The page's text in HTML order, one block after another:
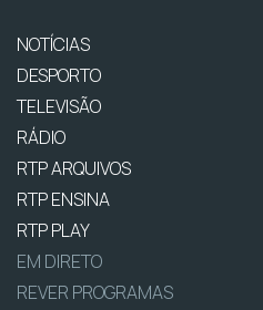
NOTÍCIAS
DESPORTO
TELEVISÃO
RÁDIO
RTP ARQUIVOS
RTP ENSINA
RTP PLAY
EM DIRETO
REVER PROGRAMAS